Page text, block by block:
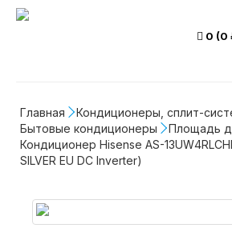
0 (0
Главная
Кондиционеры, сплит-
Бытовые кондиционеры
Площадь
Кондиционер Hisense AS-
SILVER EU DC Inverter)